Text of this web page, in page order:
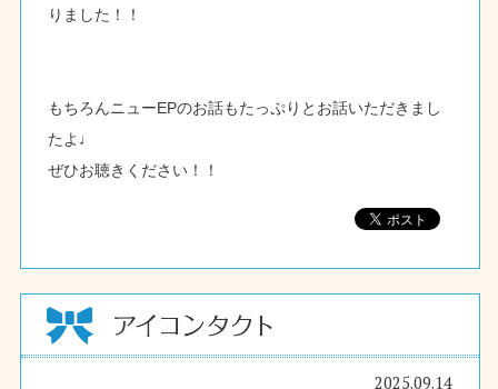
りました！！
もちろんニューEPのお話もたっぷりとお話いただきまし
たよ♩
ぜひお聴きください！！
2025.09.14